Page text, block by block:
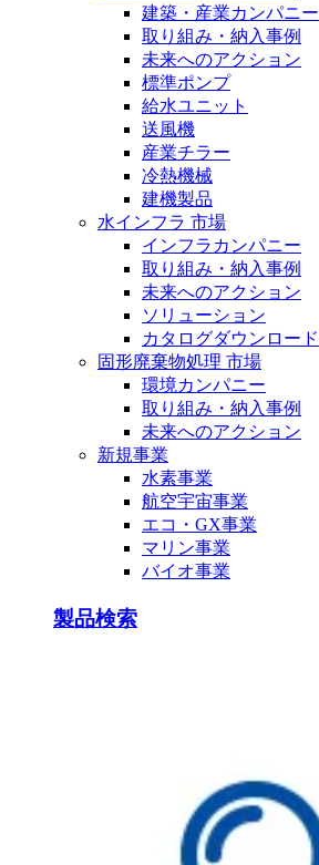
建築・産業カンパニー
取り組み・納入事例
未来へのアクション
標準ポンプ
給水ユニット
送風機
産業チラー
冷熱機械
建機製品
水インフラ 市場
インフラカンパニー
取り組み・納入事例
未来へのアクション
ソリューション
カタログダウンロード
固形廃棄物処理 市場
環境カンパニー
取り組み・納入事例
未来へのアクション
新規事業
水素事業
航空宇宙事業
エコ・GX事業
マリン事業
バイオ事業
製品検索